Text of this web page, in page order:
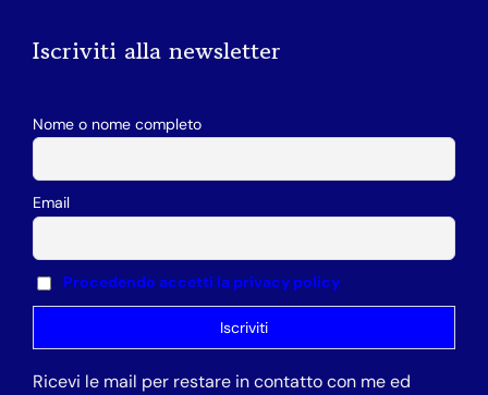
Iscriviti alla newsletter
Nome o nome completo
Email
Procedendo accetti la privacy policy
Ricevi le mail per restare in contatto con me ed